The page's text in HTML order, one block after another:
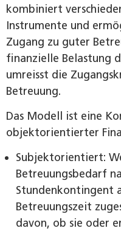
kombiniert
Instrumente und
Zugang zu guter
finanzielle Belastung
umreisst die
Betreuung.
Das Modell ist eine
objektorientierter
Subjektorientiert:
Betreuungsbedarf
Stundenkontingent
Betreuungszeit
davon, ob sie oder